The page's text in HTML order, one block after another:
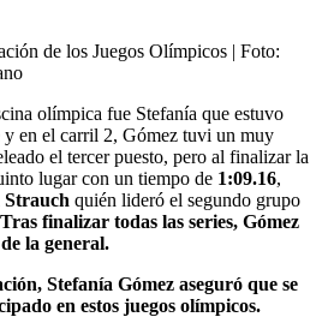
de los Juegos Olímpicos | Foto:
olímpica fue Stefanía que estuvo
y en el carril 2, Gómez tuvi un muy
el tercer puesto, pero al finalizar la
lugar con un tiempo de 1:09.16,
Strauch quién lideró el segundo grupo
finalizar todas las series, Gómez
la general.
Stefanía Gómez aseguró que se
en estos juegos olímpicos.